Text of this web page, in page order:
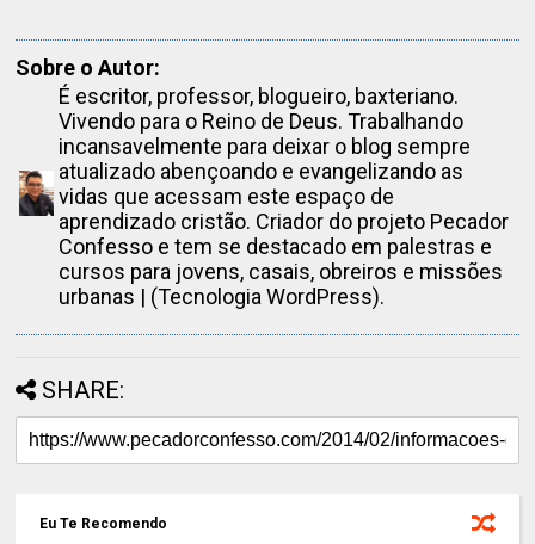
Sobre o Autor:
É escritor, professor, blogueiro, baxteriano.
Vivendo para o Reino de Deus. Trabalhando
incansavelmente para deixar o blog sempre
atualizado abençoando e evangelizando as
vidas que acessam este espaço de
aprendizado cristão. Criador do projeto Pecador
Confesso e tem se destacado em palestras e
cursos para jovens, casais, obreiros e missões
urbanas | (Tecnologia WordPress).
SHARE:
Eu Te Recomendo